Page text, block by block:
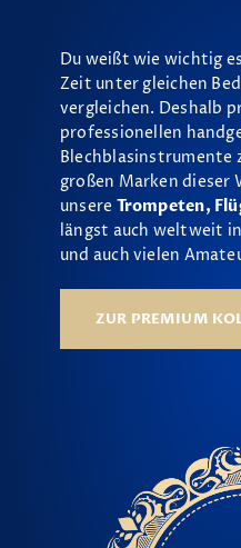
Du weißt wie wichtig
Zeit unter gleichen
vergleichen. Deshalb
professionellen
Blechblasinstrumente
großen Marken dieser
unsere Trompeten,
längst auch weltweit
und auch vielen
ZUR PREMIUM